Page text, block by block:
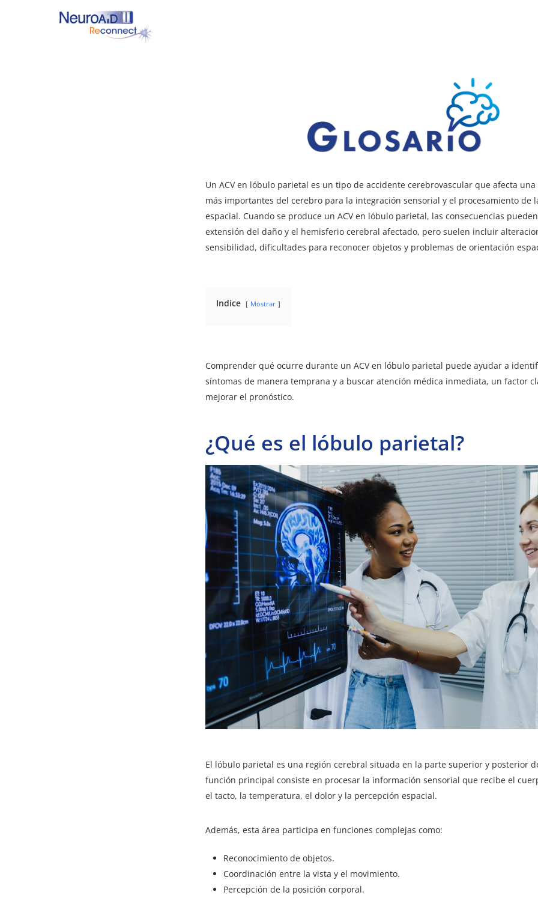
Un ACV en lóbulo parietal es un tipo de accidente cerebrovascular que afecta
más importantes del cerebro para la integración sensorial y el procesamiento de
espacial. Cuando se produce un ACV en lóbulo parietal, las consecuencias
extensión del daño y el hemisferio cerebral afectado, pero suelen incluir
sensibilidad, dificultades para reconocer objetos y problemas de orientación
Indice Mostrar
Comprender qué ocurre durante un ACV en lóbulo parietal puede ayudar a
síntomas de manera temprana y a buscar atención médica inmediata, un factor
mejorar el pronóstico.
¿Qué es el lóbulo parietal?
El lóbulo parietal es una región cerebral situada en la parte superior y posterior
función principal consiste en procesar la información sensorial que recibe el
el tacto, la temperatura, el dolor y la percepción espacial.
Además, esta área participa en funciones complejas como:
Reconocimiento de objetos.
Coordinación entre la vista y el movimiento.
Percepción de la posición corporal.